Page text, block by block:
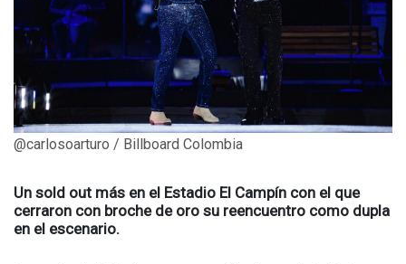
@carlosoarturo / Billboard Colombia
Un sold out más en el Estadio El Campín con el que
cerraron con broche de oro su reencuentro como dupla
en el escenario.